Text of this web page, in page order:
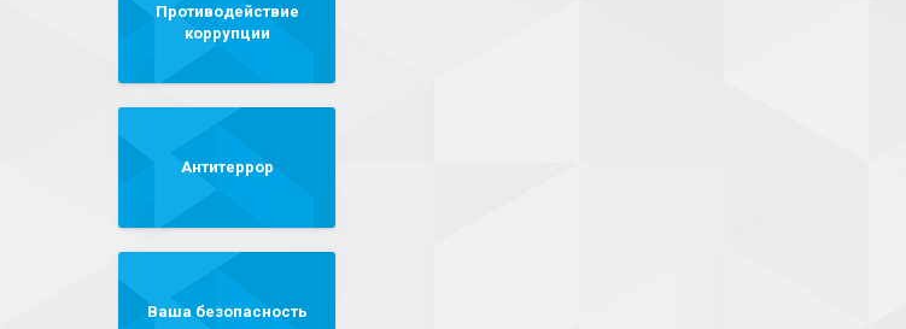
Противодействие
коррупции
Антитеррор
Ваша безопасность